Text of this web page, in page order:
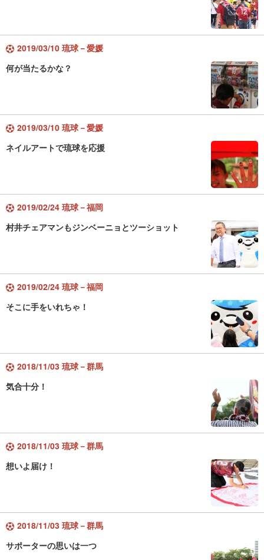
2019/03/10 琉球－愛媛
何が当たるかな？
2019/03/10 琉球－愛媛
ネイルアートで琉球を応援
2019/02/24 琉球－福岡
村井チェアマンもジンベーニョとツーショット
2019/02/24 琉球－福岡
そこに手をいれちゃ！
2018/11/03 琉球－群馬
気合十分！
2018/11/03 琉球－群馬
想いよ届け！
2018/11/03 琉球－群馬
サポーターの思いは一つ